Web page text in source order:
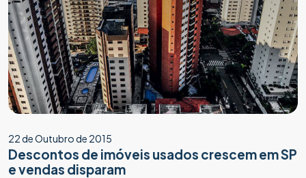
22 de Outubro de 2015
Descontos de imóveis usados crescem em SP
e vendas disparam